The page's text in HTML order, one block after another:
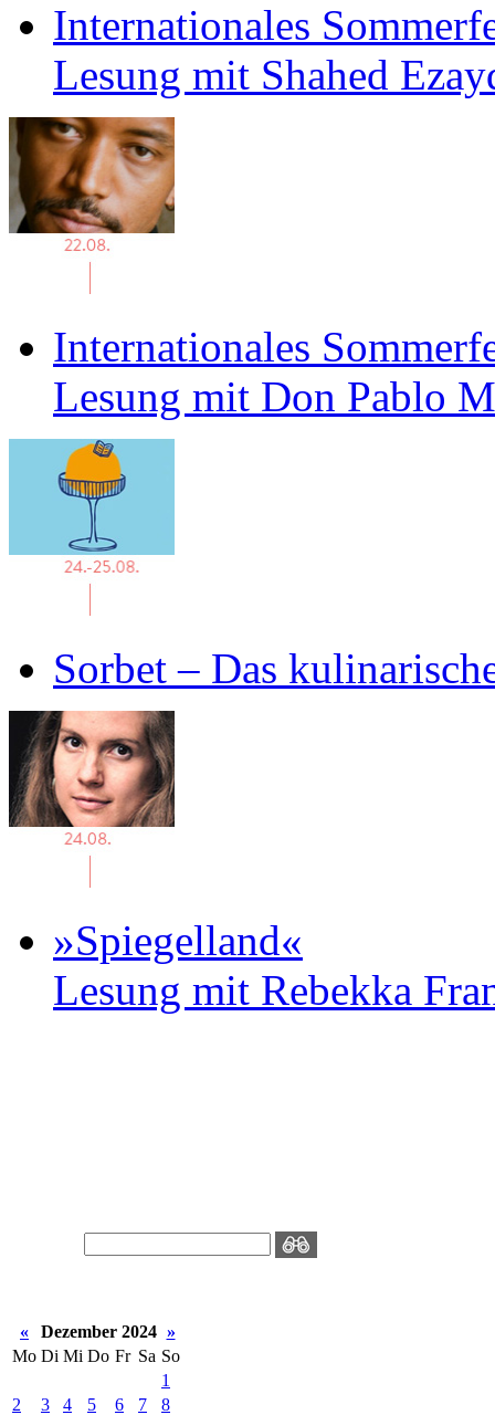
Internationales
Lesung mit Shahed
Internationales
Lesung mit Don Pablo
Sorbet – Das
»Spiegelland«
Lesung mit Rebekka
« Dezember 2024 »
Mo Di Mi Do Fr Sa So
1
2
3 4 5 6 7
8